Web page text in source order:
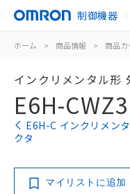
制御機器
ホーム > 商品情報 > 商品カ
インクリメンタル形
E6H-
E6H-C インクリメン
クタ
マイリストに追加